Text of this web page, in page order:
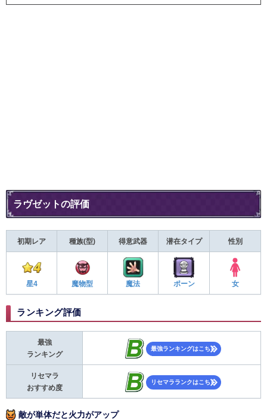
ラヴゼットの評価
初期レア 種族(型) 得意武器 潜在タイプ 性別
星4 魔物型 魔法 ポーン 女
ランキング評価
最強
ランキング
最強ランキングはこちら
リセマラ
おすすめ度
リセマラランクはこちら
敵が単体だと火力がアップ